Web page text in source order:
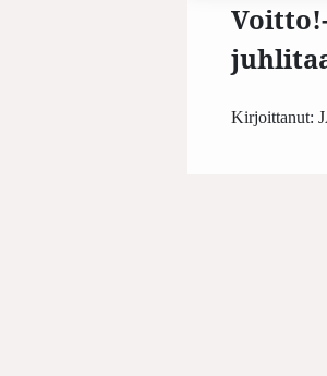
Kirjoittanut: